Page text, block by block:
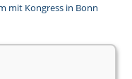
mit Kongress in Bonn